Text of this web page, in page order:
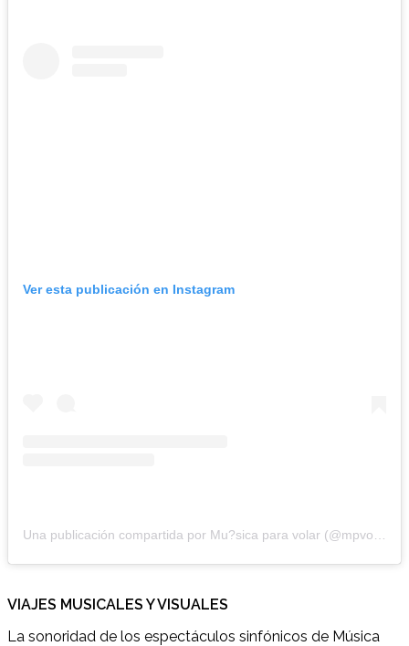
Ver esta publicación en Instagram
VIAJES MUSICALES Y VISUALES
La sonoridad de los espectáculos sinfónicos de Música